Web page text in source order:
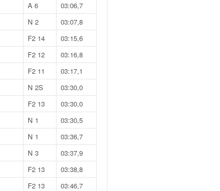
A 6
03:06,7
N 2
03:07,8
F2 14
03:15,6
F2 12
03:16,8
F2 11
03:17,1
N 2S
03:30,0
F2 13
03:30,0
N 1
03:30,5
N 1
03:36,7
N 3
03:37,9
F2 13
03:38,8
F2 13
03:46,7